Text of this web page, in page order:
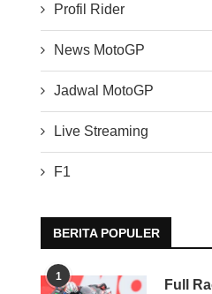
Profil Rider
News MotoGP
Jadwal MotoGP
Live Streaming
F1
BERITA POPULER
1
Full